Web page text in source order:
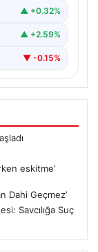
▲ +0.32%
▲ +2.59%
▼ -0.15%
eskitme’
Dahi Geçmez’
Savcılığa Suç